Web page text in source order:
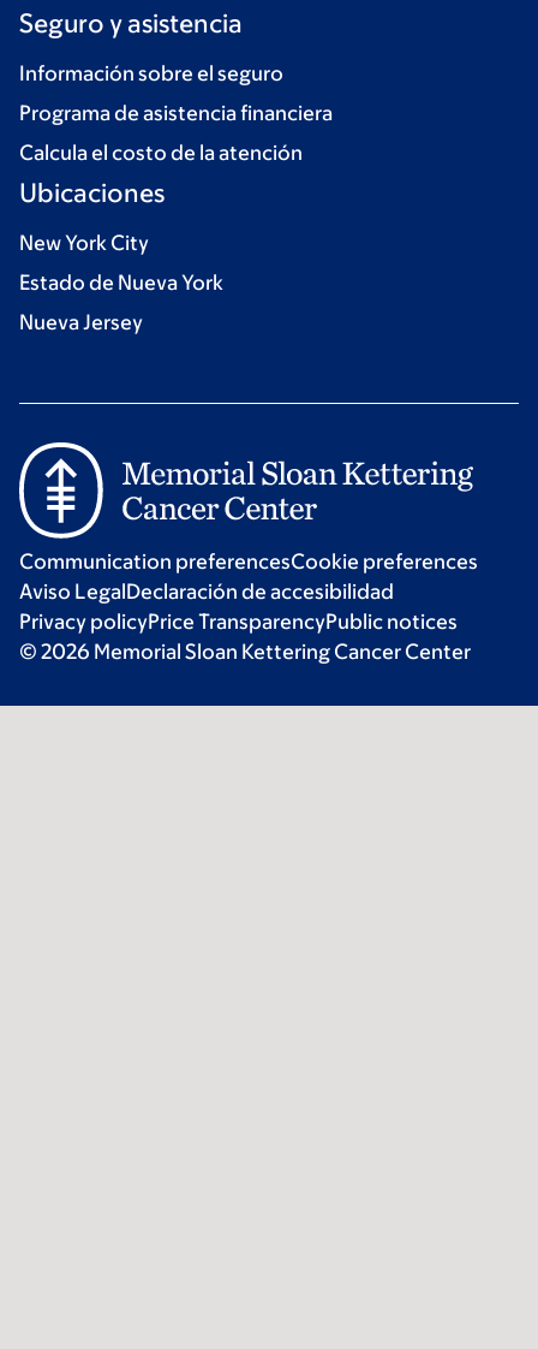
Seguro y asistencia
Información sobre el seguro
Programa de asistencia financiera
Calcula el costo de la atención
Ubicaciones
New York City
Estado de Nueva York
Nueva Jersey
Communication preferencesCookie preferences
Aviso LegalDeclaración de accesibilidad
Privacy policyPrice TransparencyPublic notices
© 2026 Memorial Sloan Kettering Cancer Center